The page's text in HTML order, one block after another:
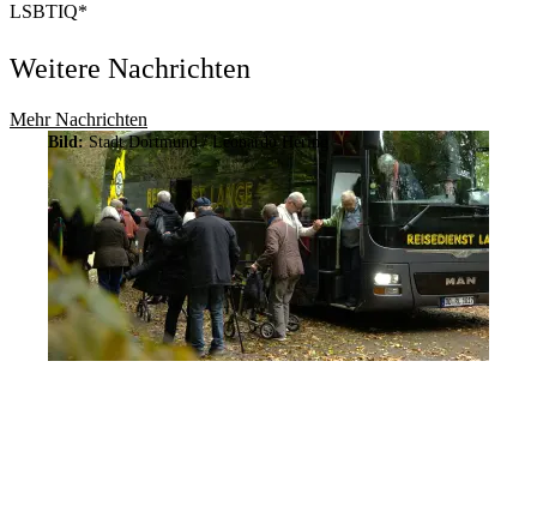
LSBTIQ*
Weitere Nachrichten
Mehr Nachrichten
Bild: Stadt Dortmund / Leonardo Hering